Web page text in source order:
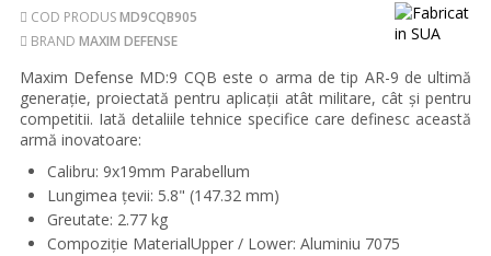
COD PRODUSMD9CQB905
BRAND MAXIM DEFENSE
Maxim Defense MD:9 CQB este o arma de tip AR-9 de ultimă
generație, proiectată pentru aplicații atât militare, cât și pentru
competitii. Iată detaliile tehnice specifice care definesc această
armă inovatoare:
Calibru: 9x19mm Parabellum
Lungimea țevii: 5.8" (147.32 mm)
Greutate: 2.77 kg
Compoziție MaterialUpper / Lower: Aluminiu 7075